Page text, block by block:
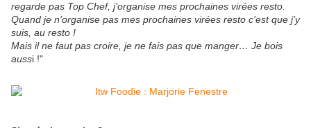
regarde pas Top Chef, j’organise mes prochaines virées resto.
Quand je n’organise pas mes prochaines virées resto c’est que j’y
suis, au resto !
Mais il ne faut pas croire, je ne fais pas que manger… Je bois
aussi !"